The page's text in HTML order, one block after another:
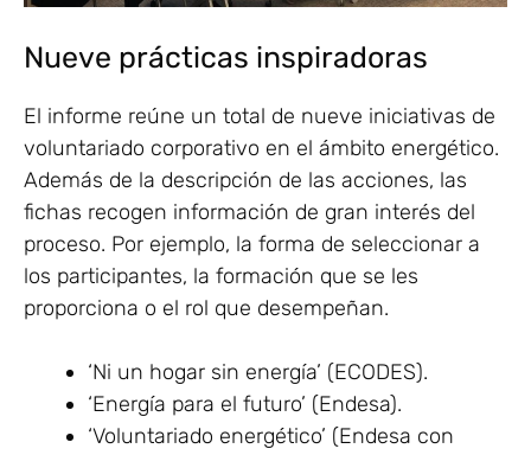
Nueve prácticas inspiradoras
El informe reúne un total de nueve iniciativas de
voluntariado corporativo en el ámbito energético.
Además de la descripción de las acciones, las
fichas recogen información de gran interés del
proceso. Por ejemplo, la forma de seleccionar a
los participantes, la formación que se les
proporciona o el rol que desempeñan.
‘Ni un hogar sin energía’ (ECODES).
‘Energía para el futuro’ (Endesa).
‘Voluntariado energético’ (Endesa con